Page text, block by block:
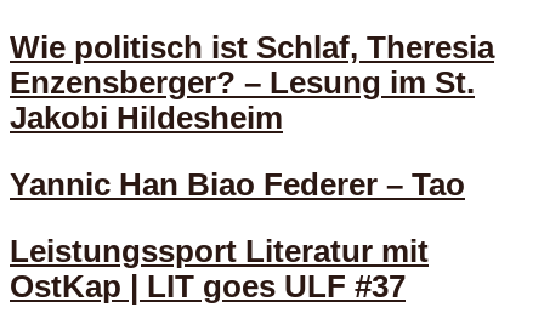
Wie politisch ist Schlaf, Theresia
Enzensberger? – Lesung im St.
Jakobi Hildesheim
Yannic Han Biao Federer – Tao
Leistungssport Literatur mit
OstKap | LIT goes ULF #37